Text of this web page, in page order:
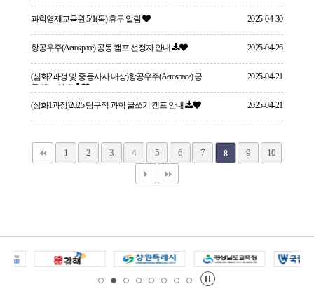
과학영재교육원 5/1(목) 휴무 알림 2025-04-30
항공우주(Aerospace) 공동 캠프 선정자 안내 2025-04-26
(심화2과정 및 중등사사 대상)항공우주(Aerospace) 공
동 캠프 안내
2025-04-21
(심화1과정)2025 탐구적 과학 글쓰기 캠프 안내 2025-04-21
1 2 3 4 5 6 7 8 9 10